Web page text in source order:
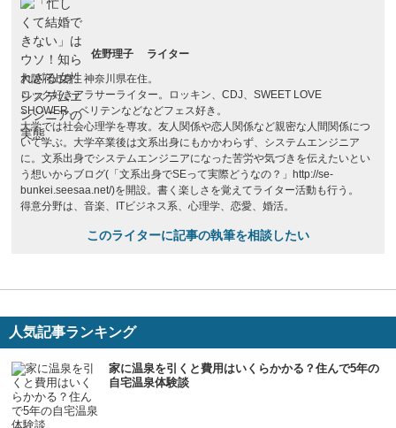
佐野理子
ライター
大阪府出身、神奈川県在住。
ロック好きアラサーライター。ロッキン、CDJ、SWEET LOVE
SHOWER、ベリテンなどなどフェス好き。
大学では社会心理学を専攻。友人関係や恋人関係など親密な人間関係につ
いて学ぶ。大学卒業後は文系出身にもかかわらず、システムエンジニア
に。文系出身でシステムエンジニアになった苦労や気づきを伝えたいとい
う想いからブログ(「文系出身でSEって実際どうなの？」http://se-
bunkei.seesaa.net/)を開設。書く楽しさを覚えてライター活動も行う。
得意分野は、音楽、ITビジネス系、心理学、恋愛、婚活。
このライターに記事の執筆を相談したい
人気記事ランキング
家に温泉を引くと費用はいくらかかる？住んで5年の
自宅温泉体験談